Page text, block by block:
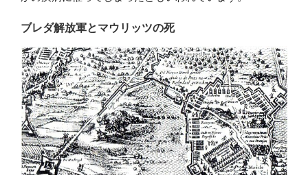
ブレダ解放軍とマウリッツの死